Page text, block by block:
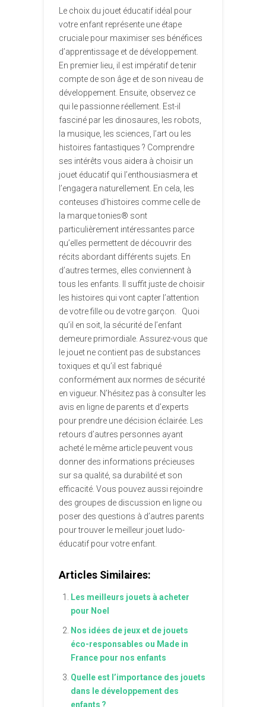
Le choix du jouet éducatif idéal pour
votre enfant représente une étape
cruciale pour maximiser ses bénéfices
d’apprentissage et de développement.
En premier lieu, il est impératif de tenir
compte de son âge et de son niveau de
développement. Ensuite, observez ce
qui le passionne réellement. Est-il
fasciné par les dinosaures, les robots,
la musique, les sciences, l’art ou les
histoires fantastiques ? Comprendre
ses intérêts vous aidera à choisir un
jouet éducatif qui l’enthousiasmera et
l’engagera naturellement. En cela, les
conteuses d’histoires comme celle de
la marque tonies® sont
particulièrement intéressantes parce
qu’elles permettent de découvrir des
récits abordant différents sujets. En
d’autres termes, elles conviennent à
tous les enfants. Il suffit juste de choisir
les histoires qui vont capter l’attention
de votre fille ou de votre garçon. Quoi
qu’il en soit, la sécurité de l’enfant
demeure primordiale. Assurez-vous que
le jouet ne contient pas de substances
toxiques et qu’il est fabriqué
conformément aux normes de sécurité
en vigueur. N’hésitez pas à consulter les
avis en ligne de parents et d’experts
pour prendre une décision éclairée. Les
retours d’autres personnes ayant
acheté le même article peuvent vous
donner des informations précieuses
sur sa qualité, sa durabilité et son
efficacité. Vous pouvez aussi rejoindre
des groupes de discussion en ligne ou
poser des questions à d’autres parents
pour trouver le meilleur jouet ludo-
éducatif pour votre enfant.
Articles Similaires:
Les meilleurs jouets à acheter
pour Noel
Nos idées de jeux et de jouets
éco-responsables ou Made in
France pour nos enfants
Quelle est l’importance des jouets
dans le développement des
enfants ?